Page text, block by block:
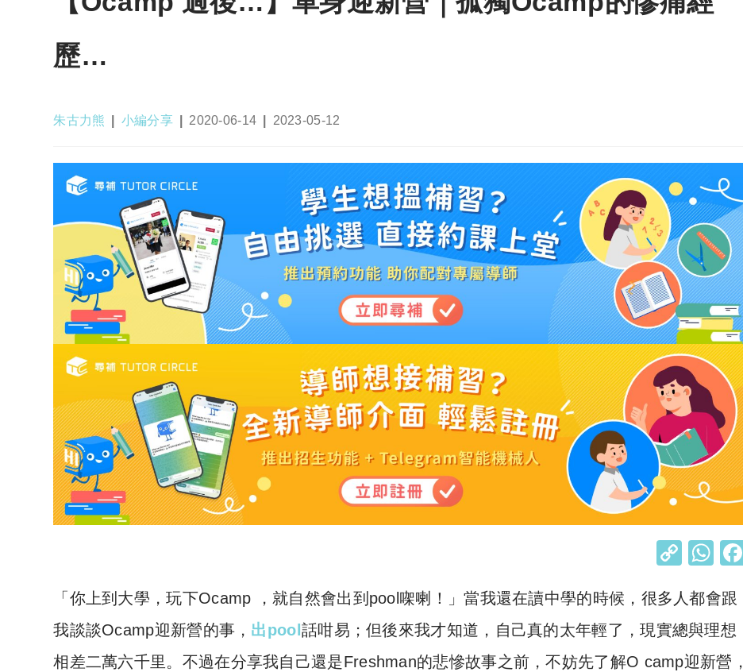
歷…
Post
朱古力熊
Post
小編分享
Post
2020-06-14
Post
2023-05-12
C
p
y
Li
W
at
s
A
「你上到大學，玩下Ocamp ，就自然會出到pool㗎喇！」當我還在讀中學的時候，很多人都會跟
我談談Ocamp迎新營的事， 出pool 話咁易；但後來我才知道，自己真的太年輕了，現實總與理想
相差二萬六千里。不過在分享我自己還是Freshman的悲慘故事之前，不妨先了解O camp迎新營，